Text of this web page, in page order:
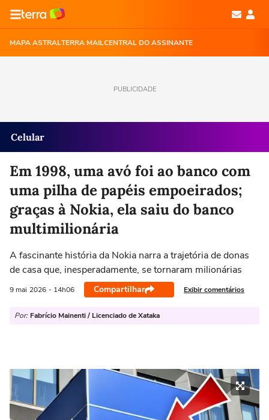
MAPA ASTRALTERRA MAILCENTRAL DO ASSINANTE
PUBLICIDADE
Celular
Em 1998, uma avó foi ao banco com
uma pilha de papéis empoeirados;
graças à Nokia, ela saiu do banco
multimilionária
A fascinante história da Nokia narra a trajetória de donas
de casa que, inesperadamente, se tornaram milionárias
9 mai 2026 - 14h06 Compartilhar Exibir comentários
Por: Fabrício Mainenti / Licenciado de Xataka